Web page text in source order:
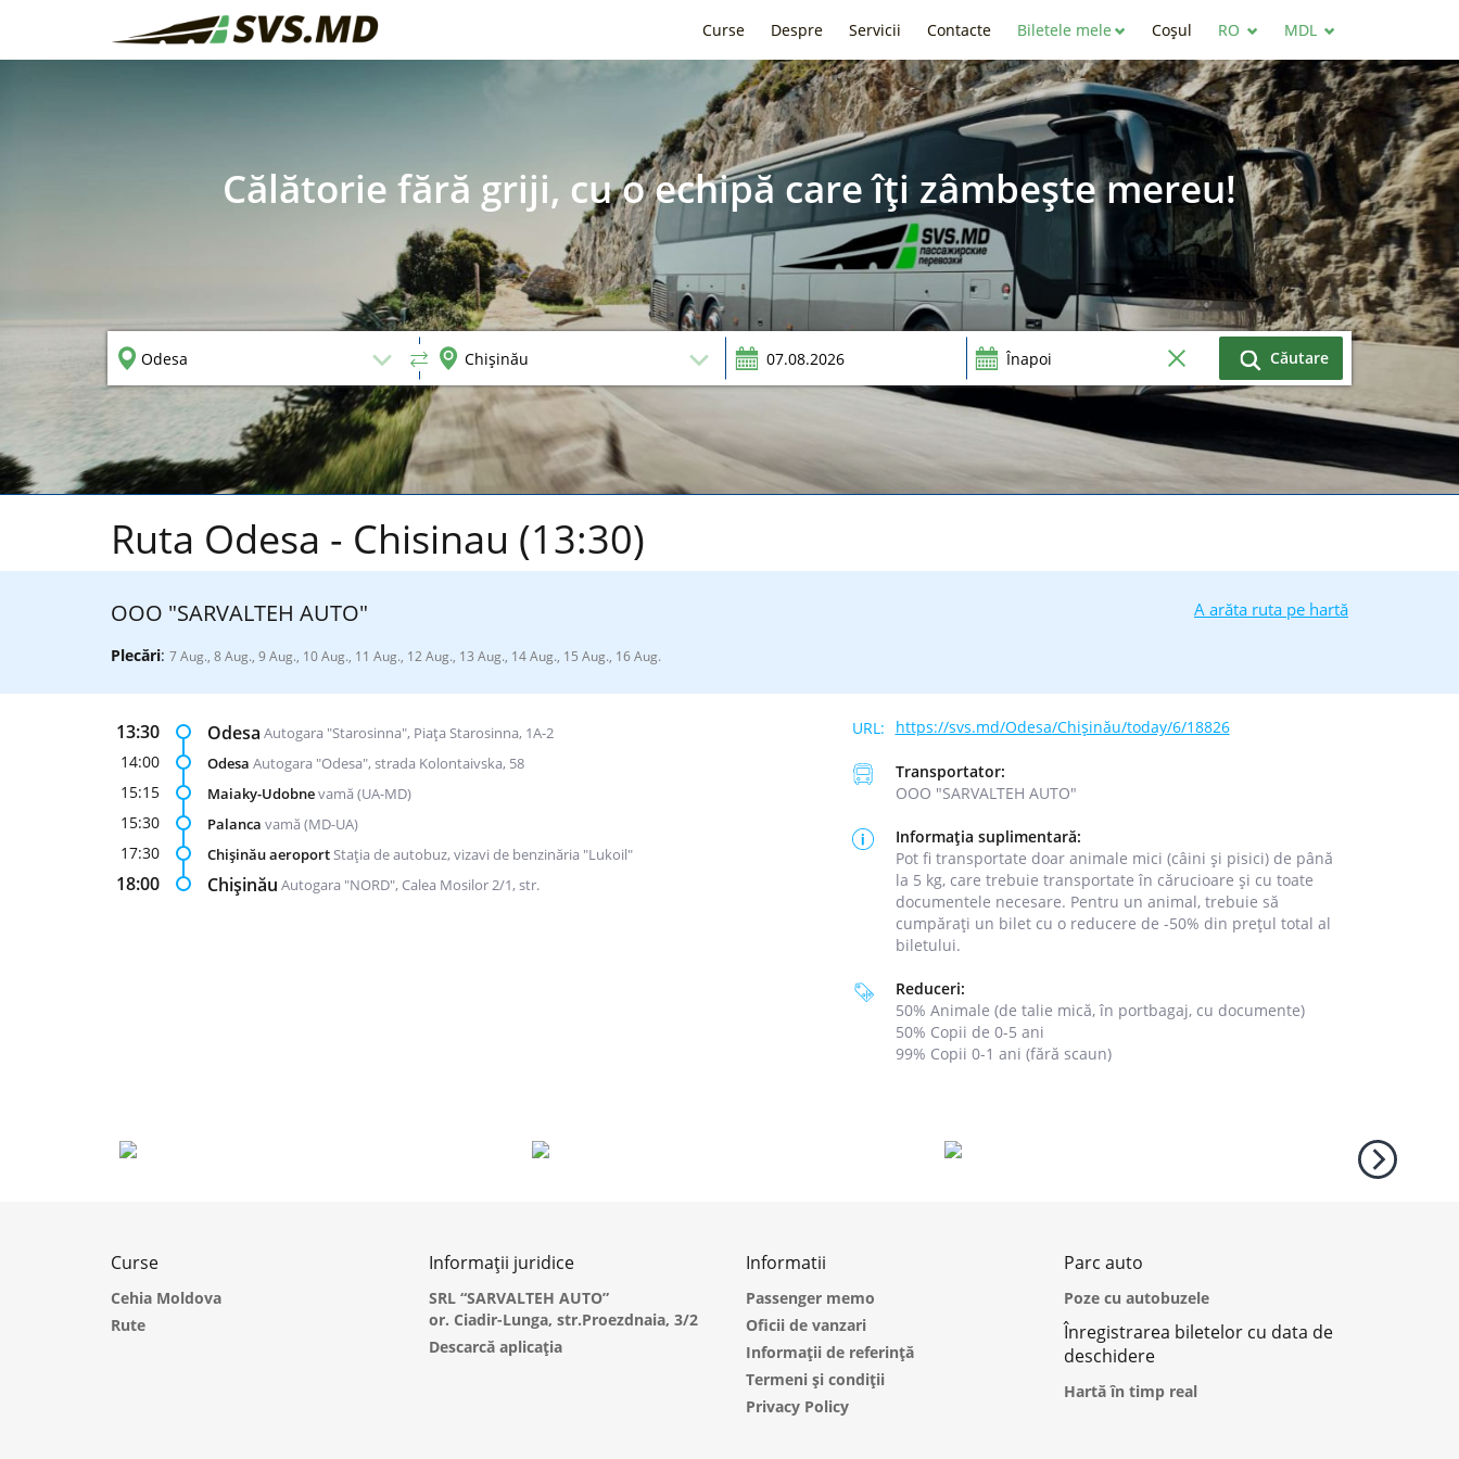
Curse Despre Servicii Contacte Biletele mele Coșul RO MDL
Călătorie fără griji, cu o echipă care îți zâmbește mereu!
Căutare
Ruta Odesa - Chisinau (13:30)
ООО "SARVALTEH AUTO"
Plecări: 7 Aug., 8 Aug., 9 Aug., 10 Aug., 11 Aug., 12 Aug., 13 Aug., 14 Aug., 15 Aug., 16 Aug.
A arăta ruta pe hartă
13:30 Odesa Autogara "Starosinna", Piața Starosinna, 1A-2
14:00 Odesa Autogara "Odesa", strada Kolontaivska, 58
15:15 Maiaky-Udobnevamă (UA-MD)
15:30 Palanca vamă (MD-UA)
17:30 Chișinău aeroport Stația de autobuz, vizavi de benzinăria "Lukoil"
18:00 Chișinău Autogara "NORD", Calea Mosilor 2/1, str.
https://svs.md/Odesa/Chișinău/today/6/18826
Transportator:
ООО "SARVALTEH AUTO"
Informația suplimentară:
Pot fi transportate doar animale mici (câini și pisici) de până
la 5 kg, care trebuie transportate în cărucioare și cu toate
documentele necesare. Pentru un animal, trebuie să
cumpărați un bilet cu o reducere de -50% din prețul total al
biletului.
Reduceri:
50% Animale (de talie mică, în portbagaj, cu documente)
50% Copii de 0-5 ani
99% Copii 0-1 ani (fără scaun)
Curse
Cehia Moldova
Rute
Informații juridice
SRL “SARVALTEH AUTO”
or. Ciadir-Lunga, str.Proezdnaia, 3/2
Descarcă aplicația
Informatii
Passenger memo
Oficii de vanzari
Informații de referință
Termeni și condiții
Privacy Policy
Parc auto
Poze cu autobuzele
Înregistrarea biletelor cu data de
deschidere
Hartă în timp real